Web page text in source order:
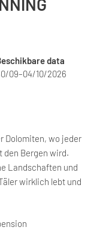
data
09–04/10/2026
Dolomiten, wo jeder
den Bergen wird.
Landschaften und
wirklich lebt und